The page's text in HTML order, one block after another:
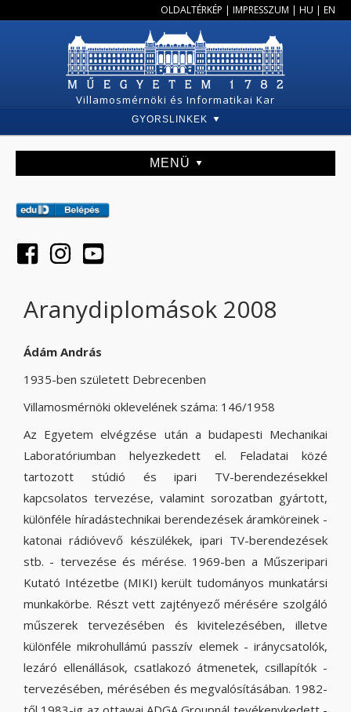
OLDALTÉRKÉP | IMPRESSZUM | HU | EN
Villamosmérnöki és Informatikai Kar
GYORSLINKEK
MENÜ
Aranydiplomások 2008
Ádám András
1935-ben született Debrecenben
Villamosmérnöki oklevelének száma: 146/1958
Az Egyetem elvégzése után a budapesti Mechanikai
Laboratóriumban helyezkedett el. Feladatai közé
tartozott stúdió és ipari TV-berendezésekkel
kapcsolatos tervezése, valamint sorozatban gyártott,
különféle híradástechnikai berendezések áramköreinek -
katonai rádióvevő készülékek, ipari TV-berendezések
stb. - tervezése és mérése. 1969-ben a Műszeripari
Kutató Intézetbe (MIKI) került tudományos munkatársi
munkakörbe. Részt vett zajtényező mérésére szolgáló
műszerek tervezésében és kivitelezésében, illetve
különféle mikrohullámú passzív elemek - iránycsatolók,
lezáró ellenállások, csatlakozó átmenetek, csillapítók -
tervezésében, mérésében és megvalósításában. 1982-